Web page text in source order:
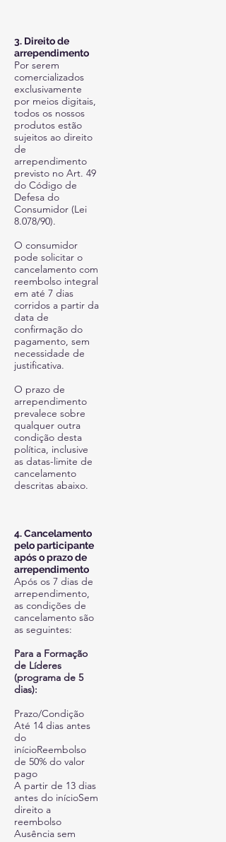
3. Direito de
arrependimento
Por serem
comercializados
exclusivamente
por meios digitais,
todos os nossos
produtos estão
sujeitos ao direito
de
arrependimento
previsto no Art. 49
do Código de
Defesa do
Consumidor (Lei
8.078/90).
O consumidor
pode solicitar o
cancelamento com
reembolso integral
em até 7 dias
corridos a partir da
data de
confirmação do
pagamento, sem
necessidade de
justificativa.
O prazo de
arrependimento
prevalece sobre
qualquer outra
condição desta
política, inclusive
as datas-limite de
cancelamento
descritas abaixo.
4. Cancelamento
pelo participante
após o prazo de
arrependimento
Após os 7 dias de
arrependimento,
as condições de
cancelamento são
as seguintes:
Para a Formação
de Líderes
(programa de 5
dias):
Prazo/Condição
Até 14 dias antes
do
inícioReembolso
de 50% do valor
pago
A partir de 13 dias
antes do inícioSem
direito a
reembolso
Ausência sem